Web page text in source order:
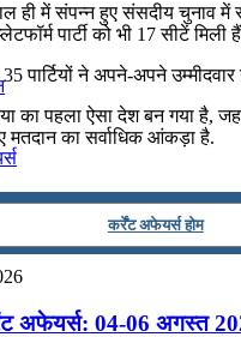
ही में संपन्न हुए संसदीय चुनाव
प्‍लेटफॉर्म पार्टी को भी 17 सीटें
पार्टियों ने अपने-अपने
का पहला ऐसा देश बन गया है,
मतदान का सर्वाधिक आंकड़ा है.
कर्रेंट अफेयर्स होम
अफेयर्स: 04-06 अगस्त